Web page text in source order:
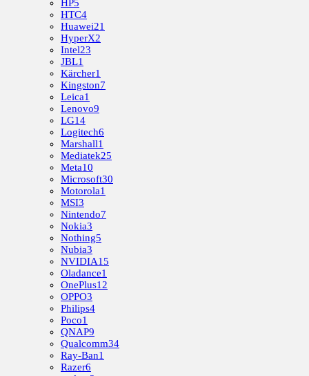
HP5
HTC4
Huawei21
HyperX2
Intel23
JBL1
Kärcher1
Kingston7
Leica1
Lenovo9
LG14
Logitech6
Marshall1
Mediatek25
Meta10
Microsoft30
Motorola1
MSI3
Nintendo7
Nokia3
Nothing5
Nubia3
NVIDIA15
Oladance1
OnePlus12
OPPO3
Philips4
Poco1
QNAP9
Qualcomm34
Ray-Ban1
Razer6